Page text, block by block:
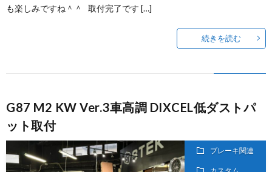
も楽しみですね＾＾ 取付完了です […]
続きを読む
G87 M2 KW Ver.3車高調 DIXCEL低ダストパ
ット取付
ブレーキ関連